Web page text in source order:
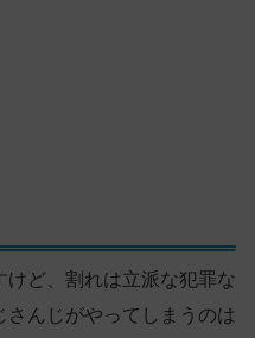
ど、割れは立派な犯罪な
さんじがやってしまうのは